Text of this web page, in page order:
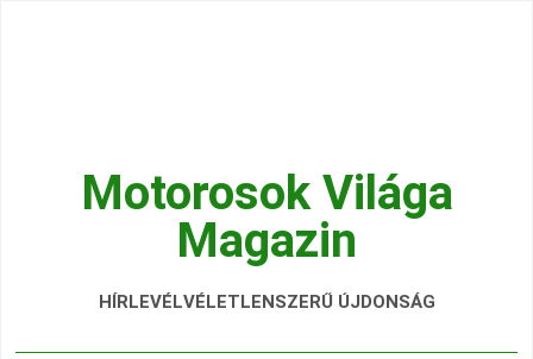
Motorosok Világa
Magazin
Hírek, Tesztek, Élmények Egy Helyen!
HÍRLEVÉLVÉLETLENSZERŰ ÚJDONSÁG